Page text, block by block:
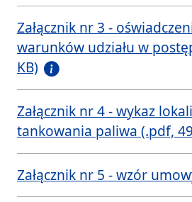
Załącznik nr 3 -
warunków udziału w
KB)
Załącznik nr 4 - wykaz
tankowania paliwa (.pdf,
Załącznik nr 5 - wzór